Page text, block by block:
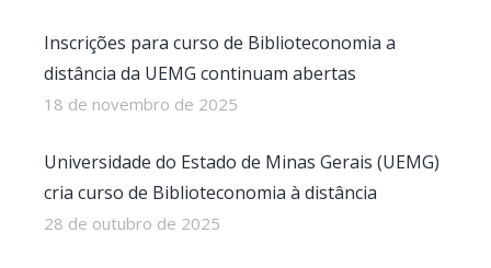
Inscrições para curso de Biblioteconomia a
distância da UEMG continuam abertas
18 de novembro de 2025
Universidade do Estado de Minas Gerais (UEMG)
cria curso de Biblioteconomia à distância
28 de outubro de 2025